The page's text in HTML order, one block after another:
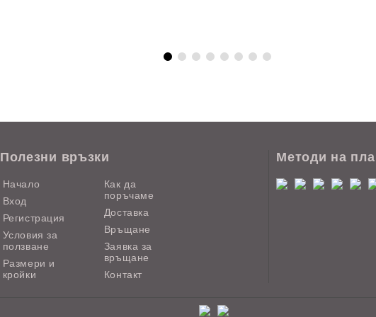
Полезни връзки
Начало
Вход
Регистрация
Условия за
ползване
Размери и
кройки
Как да
поръчаме
Доставка
Връщане
Заявка за
връщане
Контакт
Методи на